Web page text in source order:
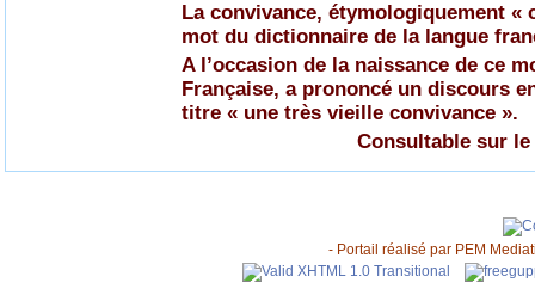
La convivance, étymologiquement «
mot du dictionnaire de la langue
A l’occasion de la naissance de ce
Française, a prononcé un discours
titre « une très vieille convivance ».
Consultable sur
- Portail réalisé par PEM